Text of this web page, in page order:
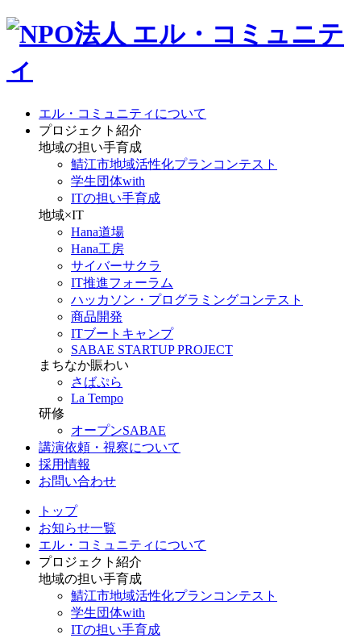
エル・コミュニティについて
プロジェクト紹介
地域の担い手育成
鯖江市地域活性化プランコンテスト
学生団体with
ITの担い手育成
地域×IT
Hana道場
Hana工房
サイバーサクラ
IT推進フォーラム
ハッカソン・プログラミングコンテスト
商品開発
ITブートキャンプ
SABAE STARTUP PROJECT
まちなか賑わい
さばぷら
La Tempo
研修
オープンSABAE
講演依頼・視察について
採用情報
お問い合わせ
トップ
お知らせ一覧
エル・コミュニティについて
プロジェクト紹介
地域の担い手育成
鯖江市地域活性化プランコンテスト
学生団体with
ITの担い手育成